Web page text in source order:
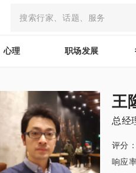
心理 职场发展
王
总经
评分：
响应率